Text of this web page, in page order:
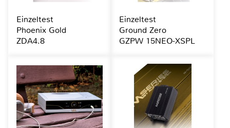
Einzeltest
Phoenix Gold
ZDA4.8
Einzeltest
Ground Zero
GZPW 15NEO-XSPL